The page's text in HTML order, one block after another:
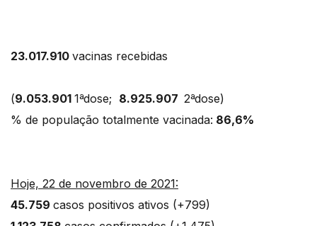
23.017.910 vacinas recebidas
(9.053.901 1ªdose; 8.925.907 2ªdose)
% de população totalmente vacinada: 86,6%
Hoje, 22 de novembro de 2021:
45.759 casos positivos ativos (+799)